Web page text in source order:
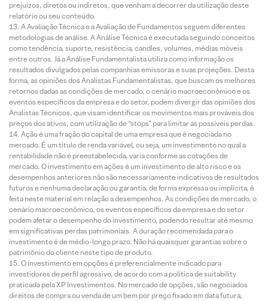
prejuízos, diretos ou indiretos, que venham a decorrer da utilização deste
relatório ou seu conteúdo.
A Avaliação Técnica e a Avaliação de Fundamentos seguem diferentes
metodologias de análise. A Análise Técnica é executada seguindo conceitos
como tendência, suporte, resistência, candles, volumes, médias móveis
entre outros. Já a Análise Fundamentalista utiliza como informação os
resultados divulgados pelas companhias emissoras e suas projeções. Desta
forma, as opiniões dos Analistas Fundamentalistas, que buscam os melhores
retornos dadas as condições de mercado, o cenário macroeconômico e os
eventos específicos da empresa e do setor, podem divergir das opiniões dos
Analistas Técnicos, que visam identificar os movimentos mais prováveis dos
preços dos ativos, com utilização de “stops” para limitar as possíveis perdas.
Ação é uma fração do capital de uma empresa que é negociada no
mercado. É um título de renda variável, ou seja, um investimento no qual a
rentabilidade não é preestabelecida, varia conforme as cotações de
mercado. O investimento em ações é um investimento de alto risco e os
desempenhos anteriores não são necessariamente indicativos de resultados
futuros e nenhuma declaração ou garantia, de forma expressa ou implícita, é
feita neste material em relação a desempenhos. As condições de mercado, o
cenário macroeconômico, os eventos específicos da empresa e do setor
podem afetar o desempenho do investimento, podendo resultar até mesmo
em significativas perdas patrimoniais. A duração recomendada para o
investimento é de médio-longo prazo. Não há quaisquer garantias sobre o
patrimônio do cliente neste tipo de produto.
O investimento em opções é preferencialmente indicado para
investidores de perfil agressivo, de acordo com a política de suitability
praticada pela XP Investimentos. No mercado de opções, são negociados
direitos de compra ou venda de um bem por preço fixado em data futura,